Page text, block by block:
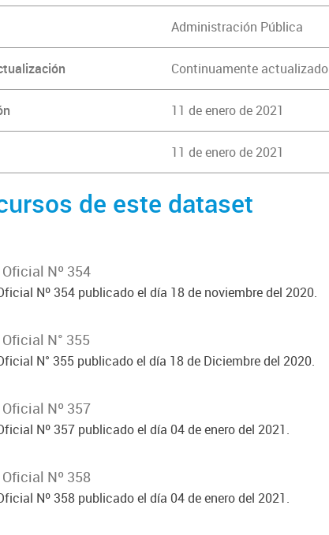
Administración Pública
Continuamente actualizado
11 de enero de 2021
11 de enero de 2021
de este dataset
Nº 354
Nº 354 publicado el día 18 de noviembre del 2020.
N° 355
N° 355 publicado el día 18 de Diciembre del 2020.
Nº 357
Nº 357 publicado el día 04 de enero del 2021.
Nº 358
Nº 358 publicado el día 04 de enero del 2021.